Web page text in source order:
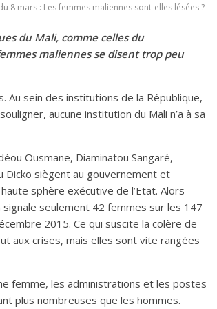
8 mars : Les femmes maliennes sont-elles lésées ?
du Mali, comme celles du
maliennes se disent trop peu
Au sein des institutions de la République,
aucune institution du Mali n’a à sa
Ousmane, Diaminatou Sangaré,
Dicko siègent au gouvernement et
sphère exécutive de l’Etat. Alors
signale seulement 42 femmes sur les 147
2015. Ce qui suscite la colère de
aux crises, mais elles sont vite rangées
femme, les administrations et les postes
plus nombreuses que les hommes.